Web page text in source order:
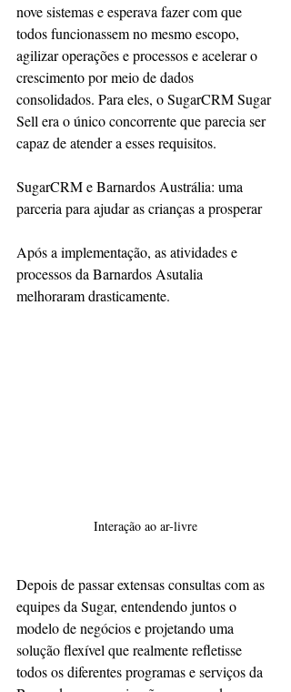
nove sistemas e esperava fazer com que
todos funcionassem no mesmo escopo,
agilizar operações e processos e acelerar o
crescimento por meio de dados
consolidados. Para eles, o SugarCRM Sugar
Sell era o único concorrente que parecia ser
capaz de atender a esses requisitos.
SugarCRM e Barnardos Austrália: uma
parceria para ajudar as crianças a prosperar
Após a implementação, as atividades e
processos da Barnardos Asutalia
melhoraram drasticamente.
Interação ao ar-livre
Depois de passar extensas consultas com as
equipes da Sugar, entendendo juntos o
modelo de negócios e projetando uma
solução flexível que realmente refletisse
todos os diferentes programas e serviços da